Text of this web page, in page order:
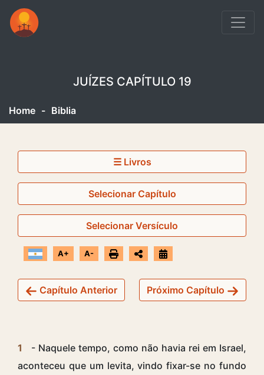
JUÍZES CAPÍTULO 19
Home - Biblia
☰ Livros
Selecionar Capítulo
Selecionar Versículo
A+ A-
Capítulo Anterior Próximo Capítulo
1
- Naquele tempo, como não havia rei em Israel,
aconteceu que um levita, vindo fixar-se no fundo